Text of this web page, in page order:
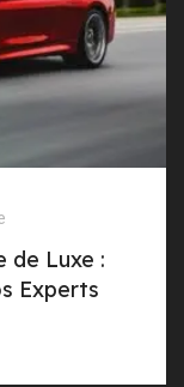
de Luxe :
Experts